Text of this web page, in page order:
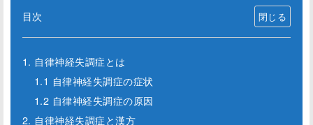
目次
1. 自律神経失調症とは
1.1 自律神経失調症の症状
1.2 自律神経失調症の原因
2. 自律神経失調症と漢方